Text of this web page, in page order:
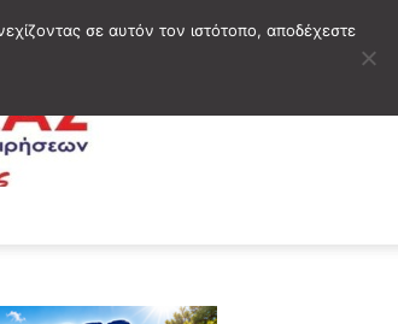
σε αυτόν τον ιστότοπο, αποδέχεστε